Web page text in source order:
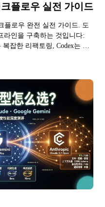
플로우 실전 가이드
플로우 완전 실전 가이드. 도
라인을 구축하는 것입니다:
잡한 리팩토링, Codex는 비
로 매끄럽게 연결합니다.